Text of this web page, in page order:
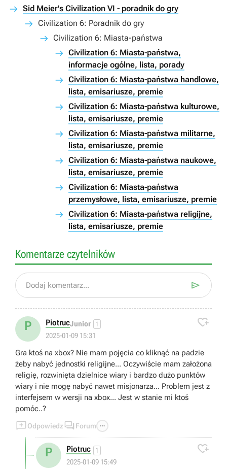
Sid Meier's Civilization VI - poradnik do gry
Civilization 6: Poradnik do gry
Civilization 6: Miasta-państwa
Civilization 6: Miasta-państwa,
informacje ogólne, lista, porady
Civilization 6: Miasta-państwa handlowe,
lista, emisariusze, premie
Civilization 6: Miasta-państwa kulturowe,
lista, emisariusze, premie
Civilization 6: Miasta-państwa militarne,
lista, emisariusze, premie
Civilization 6: Miasta-państwa naukowe,
lista, emisariusze, premie
Civilization 6: Miasta-państwa
przemysłowe, lista, emisariusze, premie
Civilization 6: Miasta-państwa religijne,
lista, emisariusze, premie
Komentarze czytelników
Dodaj komentarz... 
P PiotrucJunior 1
2025-01-09 15:31

Gra ktoś na xbox? Nie mam pojęcia co kliknąć na padzie
żeby nabyć jednostki religijne... Oczywiście mam założona
religię, rozwinięta dzielnice wiary i bardzo dużo punktów
wiary i nie mogę nabyć nawet misjonarza... Problem jest z
interfejsem w wersji na xbox... Jest w stanie mi ktoś
pomóc..?
Odpowiedz  Forum 
P Piotruc 1
2025-01-09 15:49
